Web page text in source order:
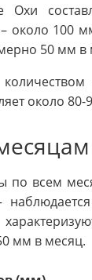
Охи
около 100
50 мм в
около
по всем
мм в месяц.